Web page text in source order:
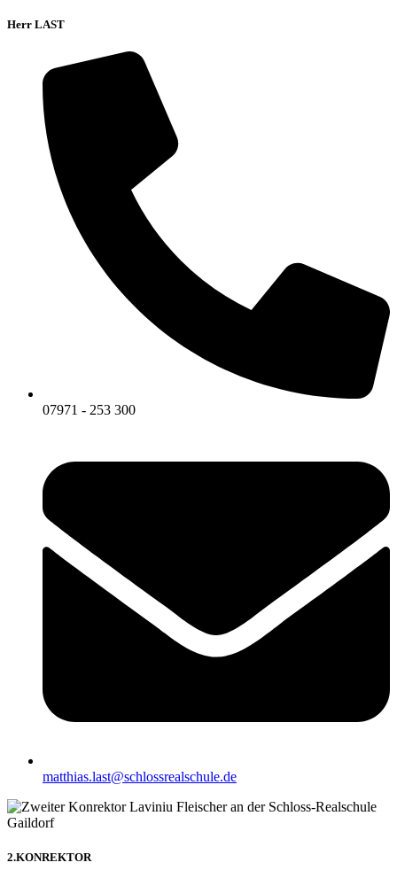
Herr LAST
07971 - 253 300
matthias.last@schlossrealschule.de
2.KONREKTOR